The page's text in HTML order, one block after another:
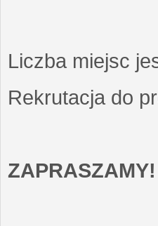
Liczba miejsc
Rekrutacja do
ZAPRASZAMY!